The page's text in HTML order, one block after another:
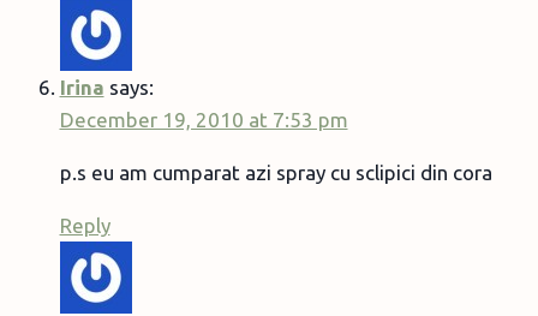
Irina says:
December 19, 2010 at 7:53 pm
p.s eu am cumparat azi spray cu sclipici din cora
Reply